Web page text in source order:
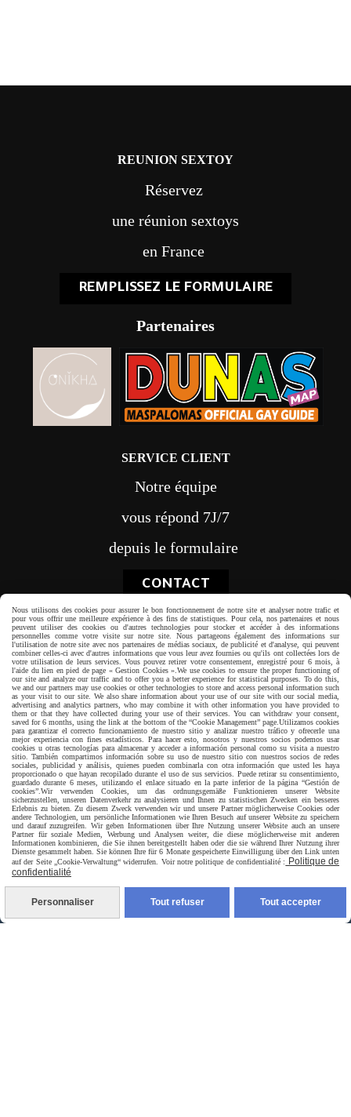
REUNION SEXTOY
Réservez
une réunion sextoys
en France
REMPLISSEZ LE FORMULAIRE
Partenaires
SERVICE CLIENT
Notre équipe
vous répond 7J/7
depuis le formulaire
CONTACT
Paiement sécurisé
Nous utilisons des cookies pour assurer le bon fonctionnement de notre site et analyser notre trafic et
pour vous offrir une meilleure expérience à des fins de statistiques. Pour cela, nos partenaires et nous
peuvent utiliser des cookies ou d'autres technologies pour stocker et accéder à des informations
personnelles comme votre visite sur notre site. Nous partageons également des informations sur
l'utilisation de notre site avec nos partenaires de médias sociaux, de publicité et d'analyse, qui peuvent
combiner celles-ci avec d'autres informations que vous leur avez fournies ou qu'ils ont collectées lors de
votre utilisation de leurs services. Vous pouvez retirer votre consentement, enregistré pour 6 mois, à
l'aide du lien en pied de page « Gestion Cookies ». We use cookies to ensure the proper functioning of
our site and analyze our traffic and to offer you a better experience for statistical purposes. To do this,
we and our partners may use cookies or other technologies to store and access personal information such
as your visit to our site. We also share information about your use of our site with our social media,
advertising and analytics partners, who may combine it with other information you have provided to
them or that they have collected during your use of their services. You can withdraw your consent,
saved for 6 months, using the link at the bottom of the “Cookie Management” page. Utilizamos cookies
para garantizar el correcto funcionamiento de nuestro sitio y analizar nuestro tráfico y ofrecerle una
mejor experiencia con fines estadísticos. Para hacer esto, nosotros y nuestros socios podemos usar
cookies u otras tecnologías para almacenar y acceder a información personal como su visita a nuestro
sitio. También compartimos información sobre su uso de nuestro sitio con nuestros socios de redes
sociales, publicidad y análisis, quienes pueden combinarla con otra información que usted les haya
proporcionado o que hayan recopilado durante el uso de sus servicios. Puede retirar su consentimiento,
guardado durante 6 meses, utilizando el enlace situado en la parte inferior de la página “Gestión de
cookies”. Wir verwenden Cookies, um das ordnungsgemäße Funktionieren unserer Website
sicherzustellen, unseren Datenverkehr zu analysieren und Ihnen zu statistischen Zwecken ein besseres
Erlebnis zu bieten. Zu diesem Zweck verwenden wir und unsere Partner möglicherweise Cookies oder
andere Technologien, um persönliche Informationen wie Ihren Besuch auf unserer Website zu speichern
und darauf zuzugreifen. Wir geben Informationen über Ihre Nutzung unserer Website auch an unsere
Partner für soziale Medien, Werbung und Analysen weiter, die diese möglicherweise mit anderen
Informationen kombinieren, die Sie ihnen bereitgestellt haben oder die sie während Ihrer Nutzung ihrer
Dienste gesammelt haben. Sie können Ihre für 6 Monate gespeicherte Einwilligung über den Link unten
auf der Seite „Cookie-Verwaltung“ widerrufen. Voir notre politique de confidentialité :
Politique de
confidentialité
Personnaliser Tout refuser Tout accepter